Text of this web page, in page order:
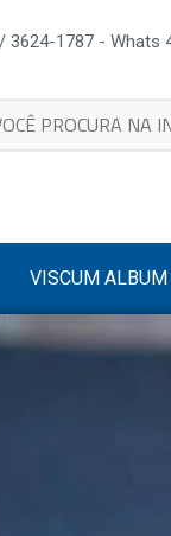
3624-1787 - Whats
VISCUM ALBUM